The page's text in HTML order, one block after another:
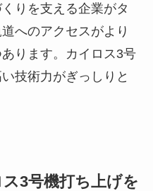
りを支える企業がタ
へのアクセスがより
ります。カイロス3号
技術力がぎっしりと
3号機打ち上げを